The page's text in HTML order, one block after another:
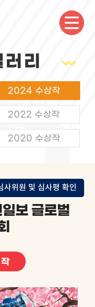
리
2024 수상작
2022 수상작
2020 수상작
사위원 및 심사평 확인
보 글로벌